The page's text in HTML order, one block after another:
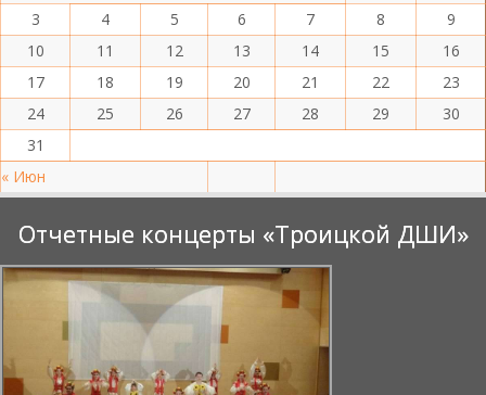
« Июн
3
4 5 6 7 8
9
10
11 12 13 14 15
16
17
18 19 20 21 22
23
24
25 26 27 28 29
30
31
Отчетные концерты «Троицкой ДШИ»